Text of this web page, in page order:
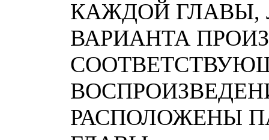
КАЖДОЙ ГЛАВЫ,
ВАРИАНТА
РАСПОЛОЖЕНЫ